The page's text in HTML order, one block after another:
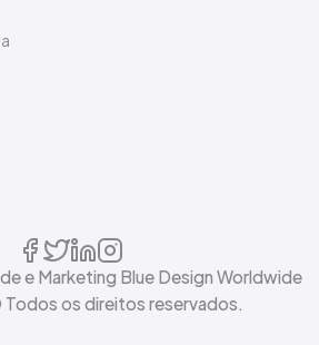
e Marketing Blue Design Worldwide
os direitos reservados.